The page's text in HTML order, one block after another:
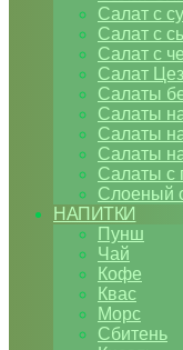
Салат с
Салат с
Салат с
Салат
Салаты
Салаты
Салаты
Салаты
Салаты с
Слоеный
НАПИТКИ
Пунш
Чай
Кофе
Квас
Морс
Сбитень